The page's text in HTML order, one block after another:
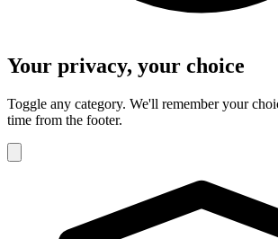
Your privacy, your choice
Toggle any category. We'll remember your
time from the footer.